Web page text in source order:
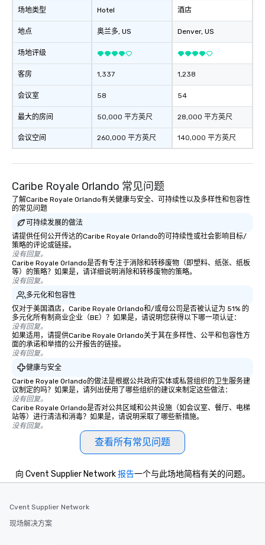
场地类型
地点
场地评级
客房
会议室
最大的房间
会议空间
Hotel
奥兰多, US
1,337
58
50,000 平方英尺
260,000 平方英尺
酒店
Denver, US
1,238
54
28,000 平方英尺
140,000 平方英尺
Caribe Royale Orlando 常见问题
了解Caribe Royale Orlando有关健康与安全、可持续性以及多样性和包容性
的常见问题
可持续发展的做法
请提供任何公开传达的Caribe Royale Orlando的可持续性或社会影响目标/
策略的评论或链接。
没有回复。
Caribe Royale Orlando是否有专注于消除和转移废物（即塑料、纸张、纸板
等）的策略？如果是，请详细说明消除和转移废物的策略。
没有回复。
多元化和包容性
仅对于美国酒店，Caribe Royale Orlando和/或母公司是否被认证为 51% 的
多元化所有制商业企业（BE）？如果是，请说明您获得以下哪一项认证：
没有回复。
如果适用，请提供Caribe Royale Orlando关于其在多样性、公平和包容性方
面的承诺和举措的公开报告的链接。
没有回复。
健康与安全
Caribe Royale Orlando的做法是根据公共政府实体或私营组织的卫生服务建
议制定的吗？如果是，请列出使用了哪些组织的建议来制定这些做法：
没有回复。
Caribe Royale Orlando是否对公共区域和公共设施（如会议室、餐厅、电梯
站等）进行清洁和消毒？如果是，请说明采取了哪些新措施。
没有回复。
查看所有常见问题
向 Cvent Supplier Network报告一个与此场地简档有关的问题。
Cvent Supplier Network
现场解决方案